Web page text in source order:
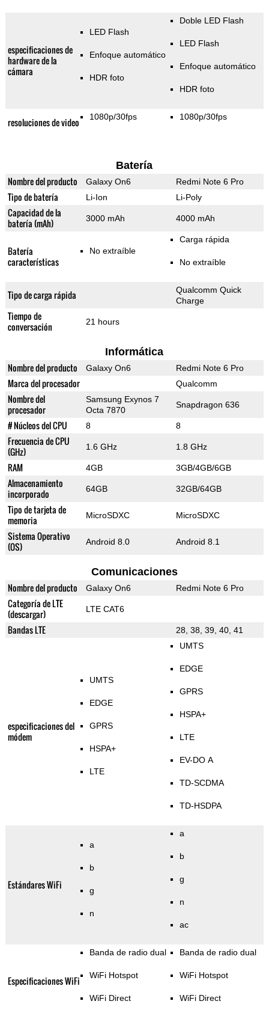
especificaciones de
hardware de la
cámara
LED Flash
Enfoque automático
HDR foto
Doble LED Flash
LED Flash
Enfoque automático
HDR foto
resoluciones de video 1080p/30fps 1080p/30fps
Batería
Nombre del producto Galaxy On6 Redmi Note 6 Pro
Tipo de batería Li-Ion Li-Poly
Capacidad de la
batería (mAh)
3000 mAh 4000 mAh
Batería
características
No extraíble
Carga rápida
No extraíble
Tipo de carga rápida
Qualcomm Quick
Charge
Tiempo de
conversación
21 hours
Informática
Nombre del producto Galaxy On6 Redmi Note 6 Pro
Marca del procesador Qualcomm
Nombre del
procesador
Samsung Exynos 7
Octa 7870
Snapdragon 636
# Núcleos del CPU 8 8
Frecuencia de CPU
(GHz)
1.6 GHz 1.8 GHz
RAM 4GB 3GB/4GB/6GB
Almacenamiento
incorporado
64GB 32GB/64GB
Tipo de tarjeta de
memoria
MicroSDXC MicroSDXC
Sistema Operativo
(OS)
Android 8.0 Android 8.1
Comunicaciones
Nombre del producto Galaxy On6 Redmi Note 6 Pro
Categoría de LTE
(descargar)
LTE CAT6
Bandas LTE 28, 38, 39, 40, 41
especificaciones del
módem
UMTS
EDGE
GPRS
HSPA+
LTE
UMTS
EDGE
GPRS
HSPA+
LTE
EV-DO A
TD-SCDMA
TD-HSDPA
Estándares WiFi
a
b
g
n
a
b
g
n
ac
Especificaciones WiFi
Banda de radio dual
WiFi Hotspot
WiFi Direct
Banda de radio dual
WiFi Hotspot
WiFi Direct